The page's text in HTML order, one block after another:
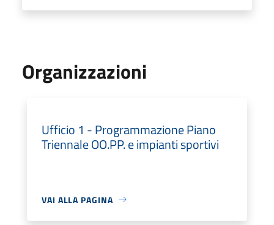
Organizzazioni
Ufficio 1 - Programmazione Piano
Triennale OO.PP. e impianti sportivi
VAI ALLA PAGINA